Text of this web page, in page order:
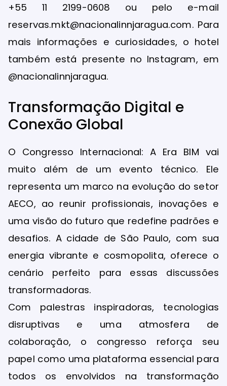
+55 11 2199-0608 ou pelo e-mail
reservas.mkt@nacionalinnjaragua.com. Para
mais informações e curiosidades, o hotel
também está presente no Instagram, em
@nacionalinnjaragua.
Transformação Digital e
Conexão Global
O Congresso Internacional: A Era BIM vai
muito além de um evento técnico. Ele
representa um marco na evolução do setor
AECO, ao reunir profissionais, inovações e
uma visão do futuro que redefine padrões e
desafios. A cidade de São Paulo, com sua
energia vibrante e cosmopolita, oferece o
cenário perfeito para essas discussões
transformadoras.
Com palestras inspiradoras, tecnologias
disruptivas e uma atmosfera de
colaboração, o congresso reforça seu
papel como uma plataforma essencial para
todos os envolvidos na transformação